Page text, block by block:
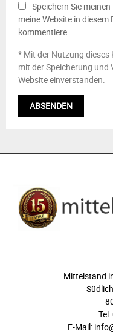
Speichern Sie
meine Website in
kommentiere.
* Mit der Nutzung
mit der Speicherung
Website einverstanden.
Mittelstand
E-Mail: